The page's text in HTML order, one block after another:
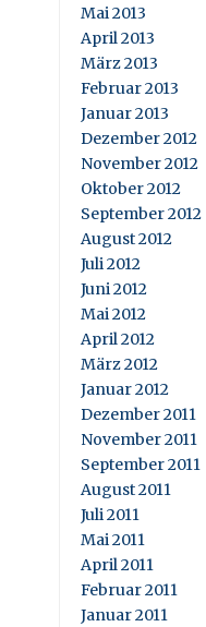
Mai 2013
April 2013
März 2013
Februar 2013
Januar 2013
Dezember 2012
November 2012
Oktober 2012
September 2012
August 2012
Juli 2012
Juni 2012
Mai 2012
April 2012
März 2012
Januar 2012
Dezember 2011
November 2011
September 2011
August 2011
Juli 2011
Mai 2011
April 2011
Februar 2011
Januar 2011